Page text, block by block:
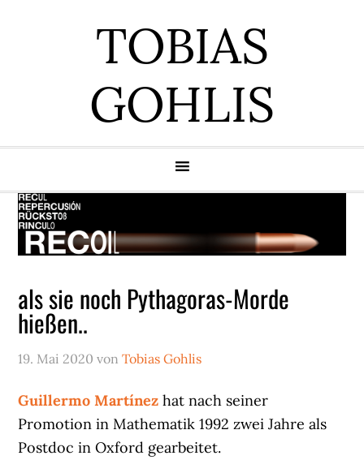
TOBIAS
GOHLIS
als sie noch Pythagoras-Morde
hießen..
19. Mai 2020 vonTobias Gohlis
Guillermo Martínezhat nach seiner
Promotion in Mathematik 1992 zwei Jahre als
Postdoc in Oxford gearbeitet.